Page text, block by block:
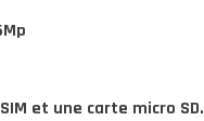
et une carte micro SD.